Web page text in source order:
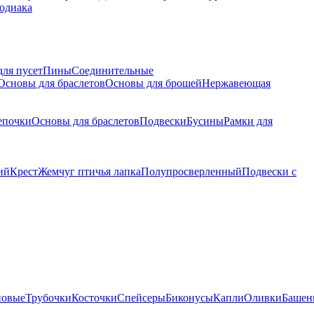
пусетПиныСоединительные
для браслетовОсновы для брошейНержавеющая
Основы для браслетовПодвескиБусиныРамки для
КрестЖемчуг птичья лапкаПолупросверленныйПодвески с
ТрубочкиКосточкиСпейсерыБиконусыКаплиОливки